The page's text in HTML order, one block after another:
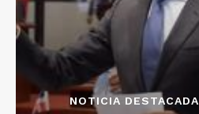
NOTICIA DESTACADA